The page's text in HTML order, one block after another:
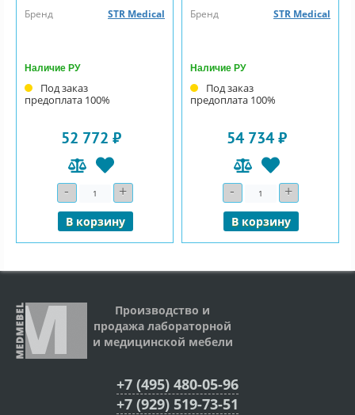
Бренд
STR Medical
Наличие РУ
Под заказ
предоплата 100%
52 772 ₽
- Количество+
В корзину
Бренд
STR Medical
Наличие РУ
Под заказ
предоплата 100%
54 734 ₽
- Количество+
В корзину
Производство и
продажа лабораторной
и медицинской мебели
+7 (495) 480-05-96
+7 (929) 519-73-51